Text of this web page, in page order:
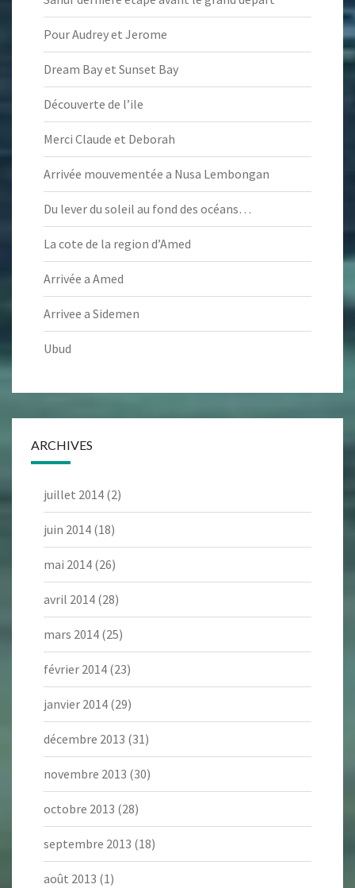
Pour Audrey et Jerome
Dream Bay et Sunset Bay
Découverte de l’ile
Merci Claude et Deborah
Arrivée mouvementée a Nusa Lembongan
Du lever du soleil au fond des océans…
La cote de la region d’Amed
Arrivée a Amed
Arrivee a Sidemen
Ubud
ARCHIVES
juillet 2014 (2)
juin 2014 (18)
mai 2014 (26)
avril 2014 (28)
mars 2014 (25)
février 2014 (23)
janvier 2014 (29)
décembre 2013 (31)
novembre 2013 (30)
octobre 2013 (28)
septembre 2013 (18)
août 2013 (1)